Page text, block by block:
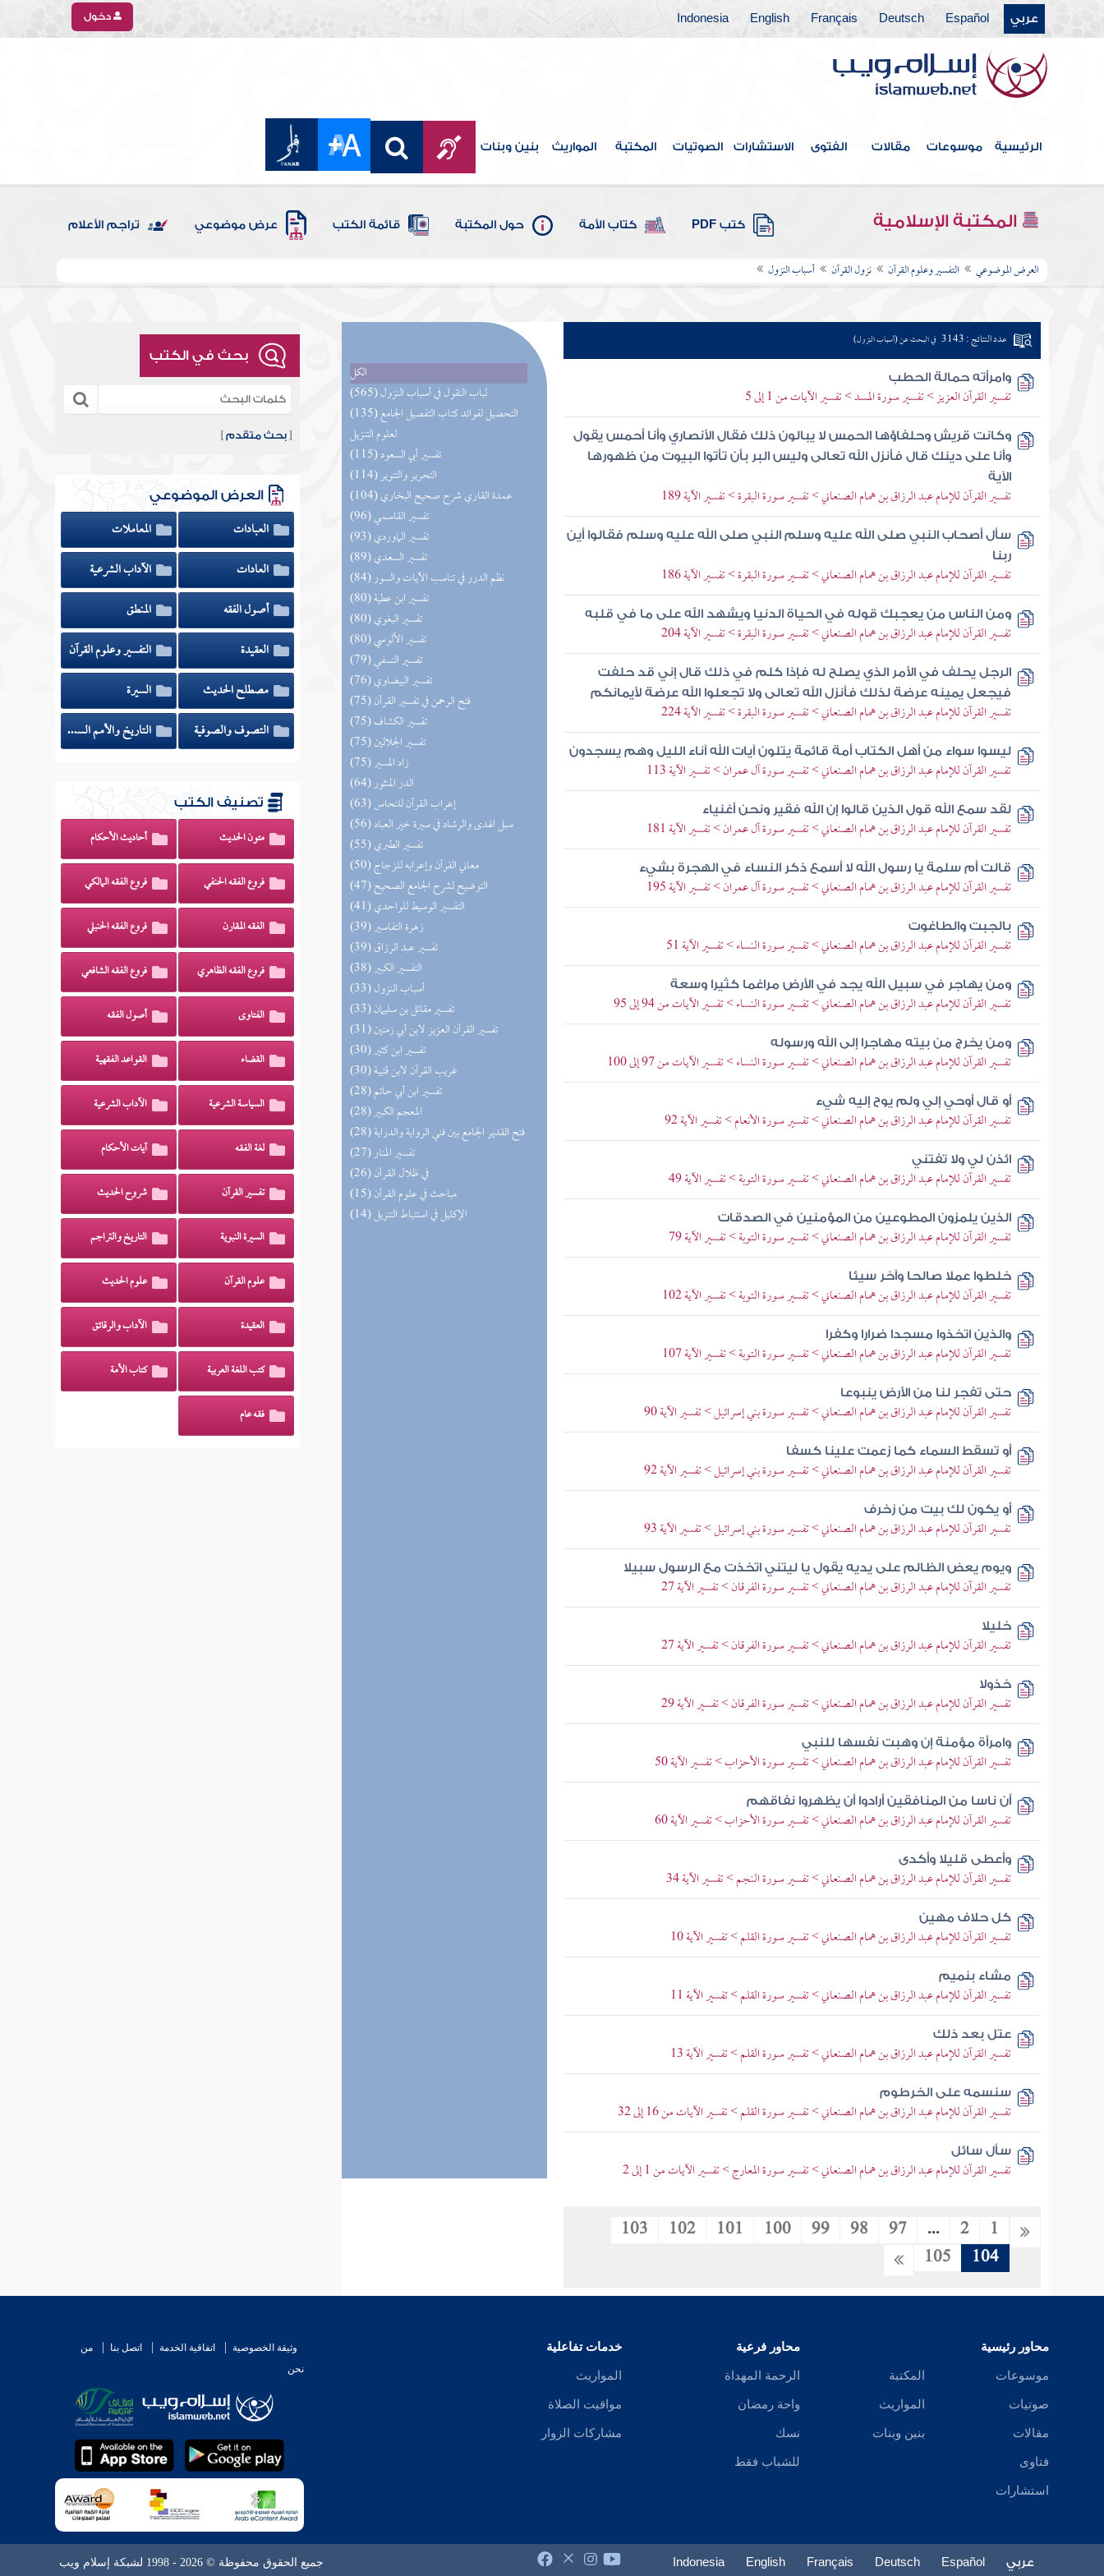
عربي Español
Deutsch
Français
English
Indonesia دخول
الرئيسية موسوعات مقالات الفتوى الاستشارات الصوتيات المكتبة المواريث بنين وبنات
المكتبة الإسلامية كتب PDF كتاب الأمة حول المكتبة قائمة الكتب عرض موضوعي تراجم الأعلام
العرض الموضوعي التفسير وعلوم القرآن نزول القرآن أسباب النزول
الكل
(565) لباب النقول في أسباب النزول
(135) التحصيل لفوائد كتاب التفصيل الجامع
لعلوم التنزيل
(115) تفسير أبي السعود
(114) التحرير والتنوير
(104) عمدة القاري شرح صحيح البخاري
(96) تفسير القاسمي
(93) تفسير الماوردي
(89) تفسير السعدي
(84) نظم الدرر في تناسب الآيات والسور
(80) تفسير ابن عطية
(80) تفسير البغوي
(80) تفسير الألوسي
(79) تفسير النسفي
(76) تفسير البيضاوي
(75) فتح الرحمن في تفسير القرآن
(75) تفسير الكشاف
(75) تفسير الجلالين
(75) زاد المسير
(64) الدر المنثور
(63) إعراب القرآن للنحاس
(56) سبل الهدى والرشاد في سيرة خير العباد
(55) تفسير الطبري
(50) معاني القرآن وإعرابه للزجاج
(47) التوضيح لشرح الجامع الصحيح
(41) التفسير الوسيط للواحدي
(39) زهرة التفاسير
(39) تفسير عبد الرزاق
(38) التفسير الكبير
(33) أسباب النزول
(33) تفسير مقاتل بن سليمان
(31) تفسير القرآن العزيز لابن أبي زمنين
(30) تفسير ابن كثير
(30) غريب القرآن لابن قتيبة
(28) تفسير ابن أبي حاتم
(28) المعجم الكبير
(28) فتح القدير الجامع بين فني الرواية والدراية
(27) تفسير المنار
(26) في ظلال القرآن
(15) مباحث في علوم القرآن
(14) الإكليل في استنباط التنزيل
عدد النتائج : 3143 في البحث عن (أسباب النزول)
وامرأته حمالة الحطب
تفسير القرآن العزيز > تفسير سورة المسد > تفسير الآيات من 1 إلى 5
وكانت قريش وحلفاؤها الحمس لا يبالون ذلك فقال الأنصاري وأنا أحمس يقول
وأنا على دينك قال فأنزل الله تعالى وليس البر بأن تأتوا البيوت من ظهورها
الآية
تفسير القرآن للإمام عبد الرزاق بن همام الصنعاني > تفسير سورة البقرة > تفسير الآية 189
سأل أصحاب النبي صلى الله عليه وسلم النبي صلى الله عليه وسلم فقالوا أين
ربنا
تفسير القرآن للإمام عبد الرزاق بن همام الصنعاني > تفسير سورة البقرة > تفسير الآية 186
ومن الناس من يعجبك قوله في الحياة الدنيا ويشهد الله على ما في قلبه
تفسير القرآن للإمام عبد الرزاق بن همام الصنعاني > تفسير سورة البقرة > تفسير الآية 204
الرجل يحلف في الأمر الذي يصلح له فإذا كلم في ذلك قال إني قد حلفت
فيجعل يمينه عرضة لذلك فأنزل الله تعالى ولا تجعلوا الله عرضة لأيمانكم
تفسير القرآن للإمام عبد الرزاق بن همام الصنعاني > تفسير سورة البقرة > تفسير الآية 224
ليسوا سواء من أهل الكتاب أمة قائمة يتلون آيات الله آناء الليل وهم يسجدون
تفسير القرآن للإمام عبد الرزاق بن همام الصنعاني > تفسير سورة آل عمران > تفسير الآية 113
لقد سمع الله قول الذين قالوا إن الله فقير ونحن أغنياء
تفسير القرآن للإمام عبد الرزاق بن همام الصنعاني > تفسير سورة آل عمران > تفسير الآية 181
قالت أم سلمة يا رسول الله لا أسمع ذكر النساء في الهجرة بشيء
تفسير القرآن للإمام عبد الرزاق بن همام الصنعاني > تفسير سورة آل عمران > تفسير الآية 195
بالجبت والطاغوت
تفسير القرآن للإمام عبد الرزاق بن همام الصنعاني > تفسير سورة النساء > تفسير الآية 51
ومن يهاجر في سبيل الله يجد في الأرض مراغما كثيرا وسعة
تفسير القرآن للإمام عبد الرزاق بن همام الصنعاني > تفسير سورة النساء > تفسير الآيات من 94 إلى 95
ومن يخرج من بيته مهاجرا إلى الله ورسوله
تفسير القرآن للإمام عبد الرزاق بن همام الصنعاني > تفسير سورة النساء > تفسير الآيات من 97 إلى 100
أو قال أوحي إلي ولم يوح إليه شيء
تفسير القرآن للإمام عبد الرزاق بن همام الصنعاني > تفسير سورة الأنعام > تفسير الآية 92
ائذن لي ولا تفتني
تفسير القرآن للإمام عبد الرزاق بن همام الصنعاني > تفسير سورة التوبة > تفسير الآية 49
الذين يلمزون المطوعين من المؤمنين في الصدقات
تفسير القرآن للإمام عبد الرزاق بن همام الصنعاني > تفسير سورة التوبة > تفسير الآية 79
خلطوا عملا صالحا وآخر سيئا
تفسير القرآن للإمام عبد الرزاق بن همام الصنعاني > تفسير سورة التوبة > تفسير الآية 102
والذين اتخذوا مسجدا ضرارا وكفرا
تفسير القرآن للإمام عبد الرزاق بن همام الصنعاني > تفسير سورة التوبة > تفسير الآية 107
حتى تفجر لنا من الأرض ينبوعا
تفسير القرآن للإمام عبد الرزاق بن همام الصنعاني > تفسير سورة بني إسرائيل > تفسير الآية 90
أو تسقط السماء كما زعمت علينا كسفا
تفسير القرآن للإمام عبد الرزاق بن همام الصنعاني > تفسير سورة بني إسرائيل > تفسير الآية 92
أو يكون لك بيت من زخرف
تفسير القرآن للإمام عبد الرزاق بن همام الصنعاني > تفسير سورة بني إسرائيل > تفسير الآية 93
ويوم يعض الظالم على يديه يقول يا ليتني اتخذت مع الرسول سبيلا
تفسير القرآن للإمام عبد الرزاق بن همام الصنعاني > تفسير سورة الفرقان > تفسير الآية 27
خليلا
تفسير القرآن للإمام عبد الرزاق بن همام الصنعاني > تفسير سورة الفرقان > تفسير الآية 27
خذولا
تفسير القرآن للإمام عبد الرزاق بن همام الصنعاني > تفسير سورة الفرقان > تفسير الآية 29
وامرأة مؤمنة إن وهبت نفسها للنبي
تفسير القرآن للإمام عبد الرزاق بن همام الصنعاني > تفسير سورة الأحزاب > تفسير الآية 50
أن ناسا من المنافقين أرادوا أن يظهروا نفاقهم
تفسير القرآن للإمام عبد الرزاق بن همام الصنعاني > تفسير سورة الأحزاب > تفسير الآية 60
وأعطى قليلا وأكدى
تفسير القرآن للإمام عبد الرزاق بن همام الصنعاني > تفسير سورة النجم > تفسير الآية 34
كل حلاف مهين
تفسير القرآن للإمام عبد الرزاق بن همام الصنعاني > تفسير سورة القلم > تفسير الآية 10
مشاء بنميم
تفسير القرآن للإمام عبد الرزاق بن همام الصنعاني > تفسير سورة القلم > تفسير الآية 11
عتل بعد ذلك
تفسير القرآن للإمام عبد الرزاق بن همام الصنعاني > تفسير سورة القلم > تفسير الآية 13
سنسمه على الخرطوم
تفسير القرآن للإمام عبد الرزاق بن همام الصنعاني > تفسير سورة القلم > تفسير الآيات من 16 إلى 32
سأل سائل
تفسير القرآن للإمام عبد الرزاق بن همام الصنعاني > تفسير سورة المعارج > تفسير الآيات من 1 إلى 2
1
2
...
97
98
99
100
101
102
103
104
105
بحث في الكتب
[بحث متقدم ]
العرض الموضوعي
العبادات
المعاملات
العادات
الآداب الشرعية
أصول الفقه
المنطق
العقيدة
التفسير وعلوم القرآن
مصطلح الحديث
السيرة
التصوف والصوفية
التاريخ والأمم السابقة
تصنيف الكتب
متون الحديث أحاديث الأحكام
فروع الفقه الحنفي فروع الفقه المالكي
الفقه المقارن فروع الفقه الحنبلي
فروع الفقه الظاهري فروع الفقه الشافعي
الفتاوى أصول الفقه
القضاء القواعد الفقهية
السياسة الشرعية الآداب الشرعية
لغة الفقه آيات الأحكام
تفسير القرآن شروح الحديث
السيرة النبوية التاريخ والتراجم
علوم القرآن علوم الحديث
العقيدة الآداب والرقائق
كتب اللغة العربية كتاب الأمة
فقه عام
محاور رئيسية
موسوعات
صوتيات
مقالات
فتاوى
استشارات
المكتبة
المواريث
بنين وبنات
محاور فرعية
الرحمة المهداة
واحة رمضان
نسك
للشباب فقط
خدمات تفاعلية
المواريث
مواقيت الصلاة
مشاركات الزوار
وثيقة الخصوصية اتفاقية الخدمة اتصل بنا
من
نحن
عربي Español
Deutsch
Français
English
Indonesia جميع الحقوق محفوظة © 2026 - 1998 لشبكة إسلام ويب